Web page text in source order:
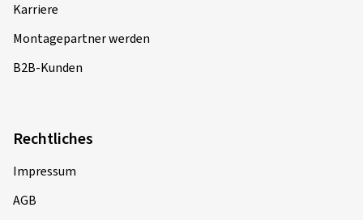
Karriere
Montagepartner werden
B2B-Kunden
Rechtliches
Impressum
AGB